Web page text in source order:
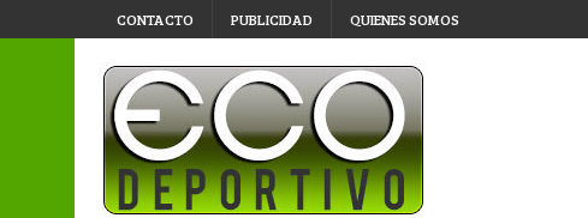
CONTACTO PUBLICIDAD QUIENES SOMOS